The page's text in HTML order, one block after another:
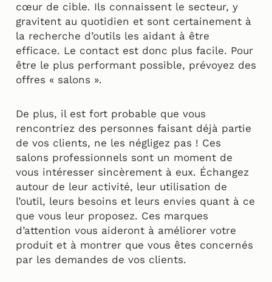
cœur de cible. Ils connaissent le secteur, y
gravitent au quotidien et sont certainement à
la recherche d’outils les aidant à être
efficace. Le contact est donc plus facile. Pour
être le plus performant possible, prévoyez des
offres « salons ».
De plus, il est fort probable que vous
rencontriez des personnes faisant déjà partie
de vos clients, ne les négligez pas ! Ces
salons professionnels sont un moment de
vous intéresser sincèrement à eux. Échangez
autour de leur activité, leur utilisation de
l’outil, leurs besoins et leurs envies quant à ce
que vous leur proposez. Ces marques
d’attention vous aideront à améliorer votre
produit et à montrer que vous êtes concernés
par les demandes de vos clients.